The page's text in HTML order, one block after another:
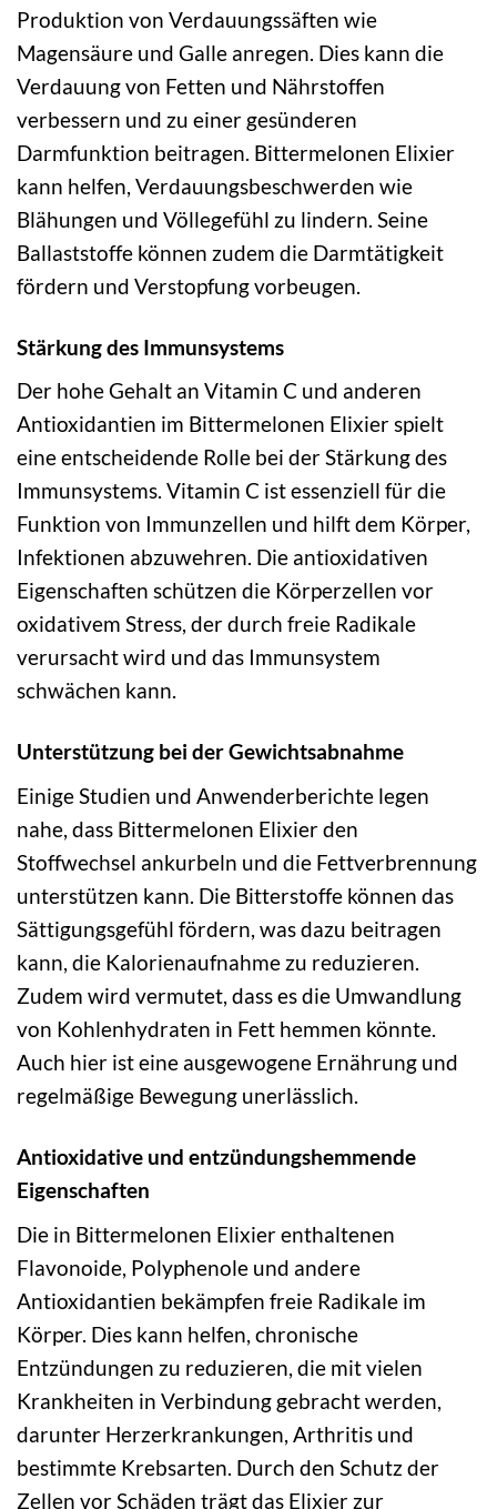
Produktion von Verdauungssäften wie
Magensäure und Galle anregen. Dies kann die
Verdauung von Fetten und Nährstoffen
verbessern und zu einer gesünderen
Darmfunktion beitragen. Bittermelonen Elixier
kann helfen, Verdauungsbeschwerden wie
Blähungen und Völlegefühl zu lindern. Seine
Ballaststoffe können zudem die Darmtätigkeit
fördern und Verstopfung vorbeugen.
Stärkung des Immunsystems
Der hohe Gehalt an Vitamin C und anderen
Antioxidantien im Bittermelonen Elixier spielt
eine entscheidende Rolle bei der Stärkung des
Immunsystems. Vitamin C ist essenziell für die
Funktion von Immunzellen und hilft dem Körper,
Infektionen abzuwehren. Die antioxidativen
Eigenschaften schützen die Körperzellen vor
oxidativem Stress, der durch freie Radikale
verursacht wird und das Immunsystem
schwächen kann.
Unterstützung bei der Gewichtsabnahme
Einige Studien und Anwenderberichte legen
nahe, dass Bittermelonen Elixier den
Stoffwechsel ankurbeln und die Fettverbrennung
unterstützen kann. Die Bitterstoffe können das
Sättigungsgefühl fördern, was dazu beitragen
kann, die Kalorienaufnahme zu reduzieren.
Zudem wird vermutet, dass es die Umwandlung
von Kohlenhydraten in Fett hemmen könnte.
Auch hier ist eine ausgewogene Ernährung und
regelmäßige Bewegung unerlässlich.
Antioxidative und entzündungshemmende
Eigenschaften
Die in Bittermelonen Elixier enthaltenen
Flavonoide, Polyphenole und andere
Antioxidantien bekämpfen freie Radikale im
Körper. Dies kann helfen, chronische
Entzündungen zu reduzieren, die mit vielen
Krankheiten in Verbindung gebracht werden,
darunter Herzerkrankungen, Arthritis und
bestimmte Krebsarten. Durch den Schutz der
Zellen vor Schäden trägt das Elixier zur